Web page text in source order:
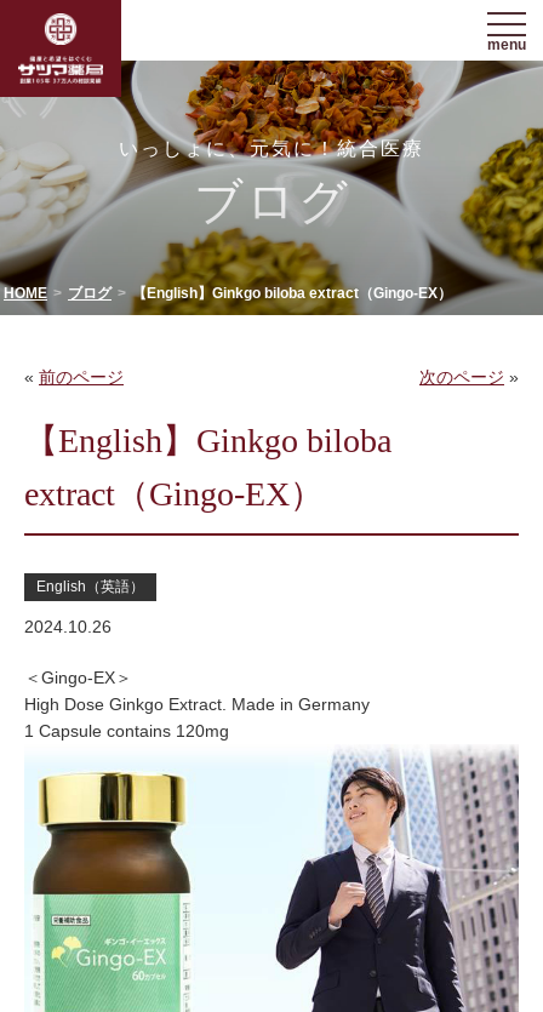
menu
いっしょに、元気に！統合医療
ブログ
HOME ブログ 【English】Ginkgo biloba extract（Gingo-EX）
« 前のページ 次のページ »
【English】Ginkgo biloba
extract（Gingo-EX）
English（英語）
2024.10.26
＜Gingo-EX＞
High Dose Ginkgo Extract. Made in Germany
1 Capsule contains 120mg